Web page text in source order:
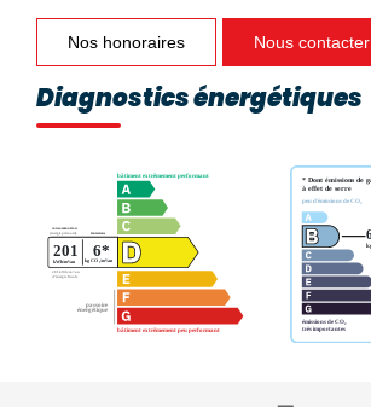
Nos honoraires Nous contacter
Diagnostics énergétiques